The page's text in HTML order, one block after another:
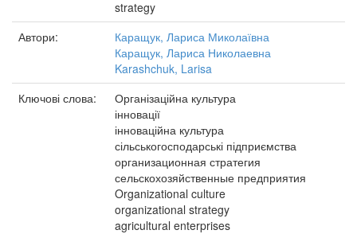
strategy
Автори:
Каращук, Лариса Миколаївна
Каращук, Лариса Николаевна
Karashchuk, Larisa
Ключові слова:
Організаційна культура
інновації
інноваційна культура
сільськогосподарські підприємства
организационная стратегия
сельскохозяйственные предприятия
Organizational culture
organizational strategy
agricultural enterprises